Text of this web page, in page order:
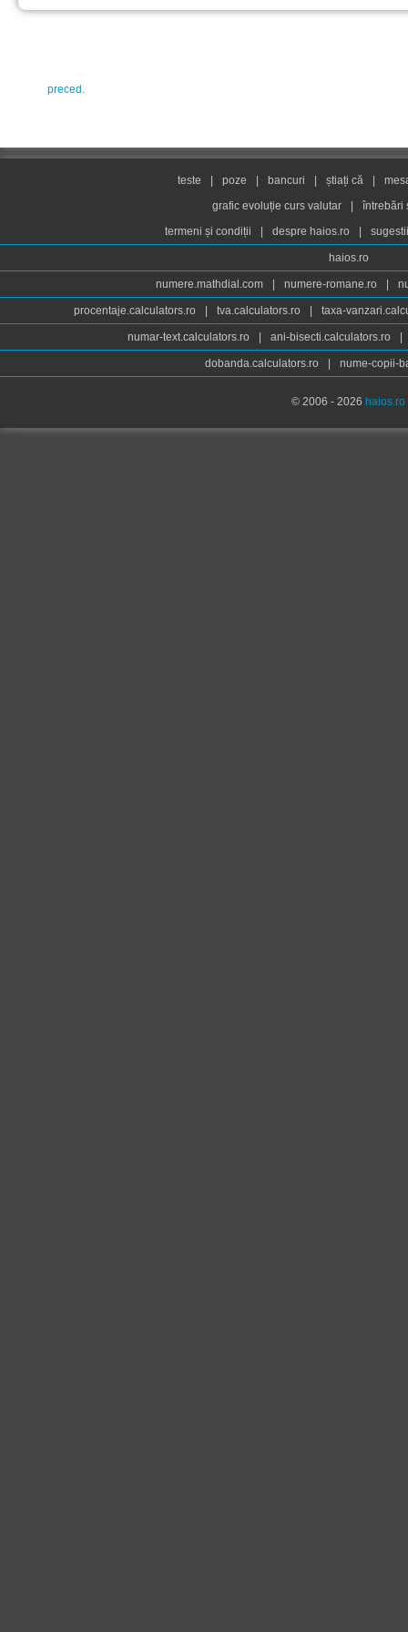
preced.
teste poze bancuri știați că
grafic evoluție curs valutar
întrebări
termeni și condiții
despre haios.ro
haios.ro
numere.mathdial.com numere-romane.ro
procentaje.calculators.ro tva.calculators.ro taxa-
numar-text.calculators.ro ani-bisecti.calculators.ro
dobanda.calculators.ro nume-copii-
© 2006 - 2026 haios.ro